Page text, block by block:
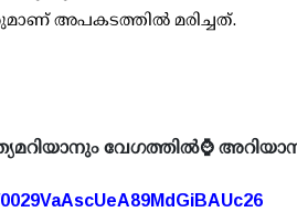
അപകടത്തിൽ മരിച്ചത്.
വേഗത്തിൽ⌚